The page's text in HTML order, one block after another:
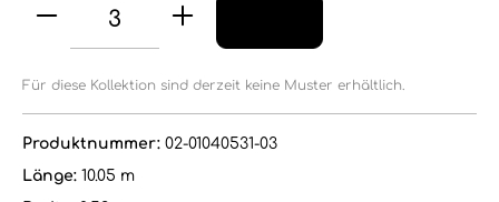
Für diese Kollektion sind derzeit keine Muster erhältlich.
Produktnummer: 02-01040531-03
Länge: 10.05 m